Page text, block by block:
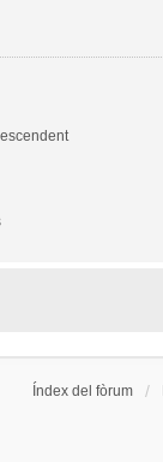
Índex del fòrum